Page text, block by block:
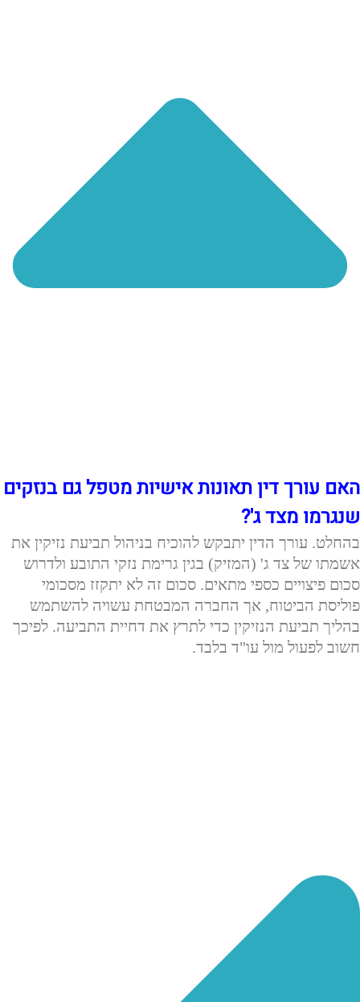
האם עורך דין תאונות אישיות מטפל גם בנזקים
שנגרמו מצד ג'?
בהחלט. עורך הדין יתבקש להוכיח בניהול תביעת נזיקין את
אשמתו של צד ג' (המזיק) בגין גרימת נזקי התובע ולדרוש
סכום פיצויים כספי מתאים. סכום זה לא יתקזז מסכומי
פוליסת הביטוח, אך החברה המבטחת עשויה להשתמש
בהליך תביעת הנזיקין כדי לתרץ את דחיית התביעה. לפיכך
חשוב לפעול מול עו"ד בלבד.